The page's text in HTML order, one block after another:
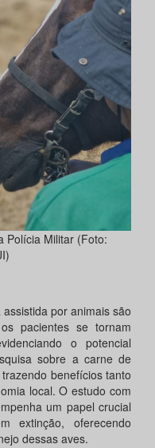
Polícia Militar (Foto:
por animais são
pacientes se tornam
o potencial
sobre a carne de
benefícios tanto
local. O estudo com
um papel crucial
extinção, oferecendo
dessas aves.